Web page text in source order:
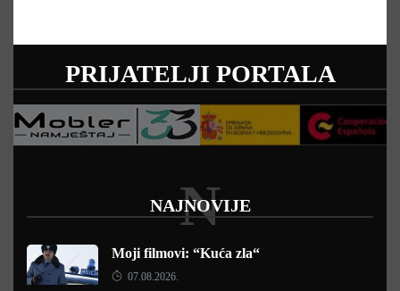
PRIJATELJI PORTALA
NAJNOVIJE
N
Moji filmovi: “Kuća zla“
07.08.2026.